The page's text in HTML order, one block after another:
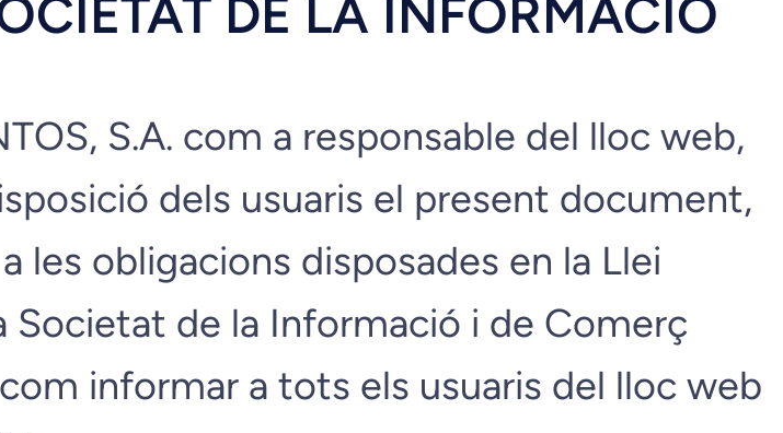
DE LA INFORMACIÓ
S.A. com a responsable del lloc web,
dels usuaris el present document,
obligacions disposades en la Llei
Societat de la Informació i de Comerç
informar a tots els usuaris del lloc web